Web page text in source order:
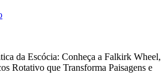
da Escócia: Conheça a Falkirk Wheel,
Rotativo que Transforma Paisagens e